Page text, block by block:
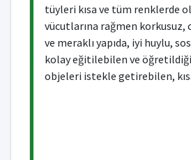
tüyleri kısa ve tüm renklerde
vücutlarına rağmen korkusuz,
ve meraklı yapıda, iyi huylu,
kolay eğitilebilen ve
objeleri istekle getirebilen,